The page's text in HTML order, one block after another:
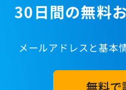
30日間の無料
メールアドレスと基本